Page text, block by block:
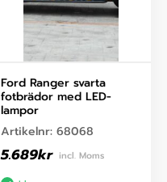
Ford Ranger svarta
fotbrädor med LED-
lampor
Artikelnr: 68068
5.689kr incl. Moms